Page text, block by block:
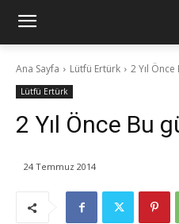
Ana Sayfa Lütfü Ertürk 2 Yıl Önce
Lütfü Ertürk
2 Yıl Önce Bu
24 Temmuz 2014